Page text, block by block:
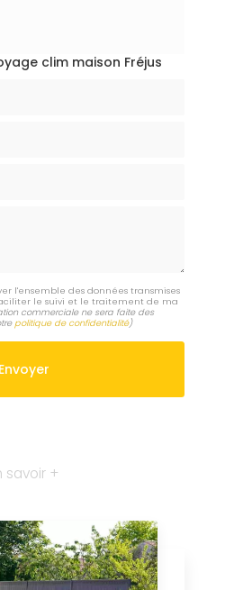
clim maison Fréjus
l'ensemble des données transmises
le suivi et le traitement de ma
commerciale ne sera faite des
politique de confidentialité)
savoir +